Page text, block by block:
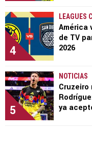
4
LEAGUES
América
de TV
2026
5
NOTICIAS
ya